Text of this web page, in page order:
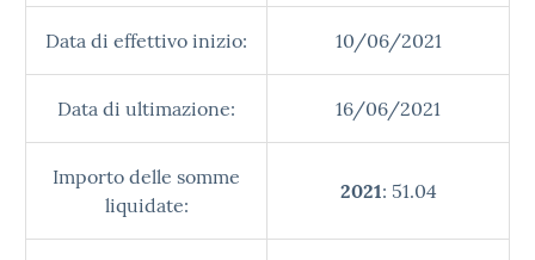
Data di effettivo inizio: 10/06/2021
Data di ultimazione: 16/06/2021
Importo delle somme
liquidate:
2021: 51.04